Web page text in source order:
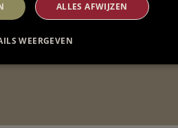
ALLES AFWIJZEN
WEERGEVEN